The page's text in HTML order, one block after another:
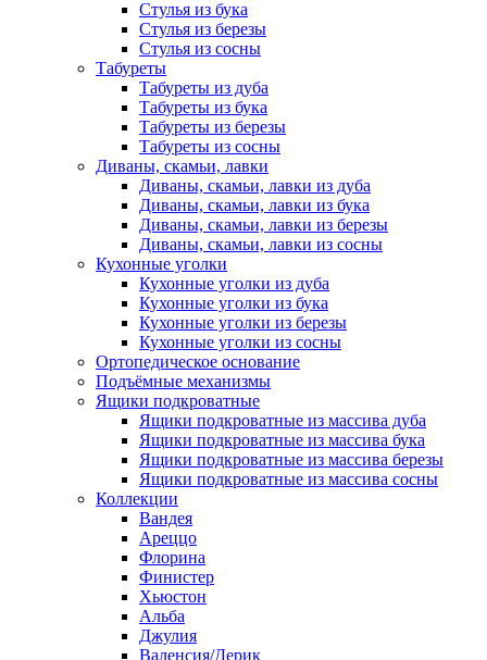
Стулья из бука
Стулья из березы
Стулья из сосны
Табуреты
Табуреты из дуба
Табуреты из бука
Табуреты из березы
Табуреты из сосны
Диваны, скамьи, лавки
Диваны, скамьи, лавки из дуба
Диваны, скамьи, лавки из бука
Диваны, скамьи, лавки из березы
Диваны, скамьи, лавки из сосны
Кухонные уголки
Кухонные уголки из дуба
Кухонные уголки из бука
Кухонные уголки из березы
Кухонные уголки из сосны
Ортопедическое основание
Подъёмные механизмы
Ящики подкроватные
Ящики подкроватные из массива дуба
Ящики подкроватные из массива бука
Ящики подкроватные из массива березы
Ящики подкроватные из массива сосны
Коллекции
Вандея
Ареццо
Флорина
Финистер
Хьюстон
Альба
Джулия
Валенсия/Дерик